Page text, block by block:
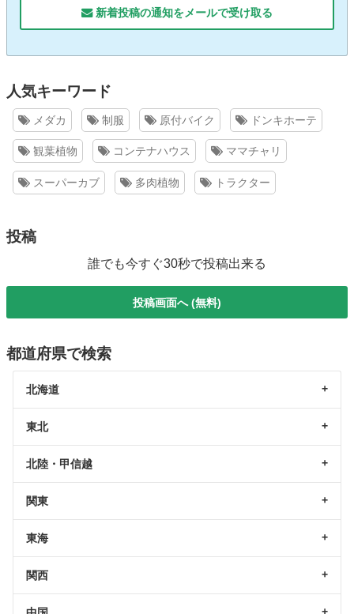
新着投稿の通知をメールで受け取る
人気キーワード
メダカ 制服 原付バイク ドンキホーテ
観葉植物 コンテナハウス ママチャリ
スーパーカブ 多肉植物 トラクター
投稿
誰でも今すぐ30秒で投稿出来る
投稿画面へ (無料)
都道府県で検索
北海道
東北
北陸・甲信越
関東
東海
関西